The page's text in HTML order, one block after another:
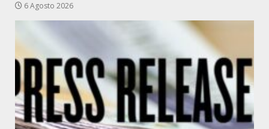
6 Agosto 2026